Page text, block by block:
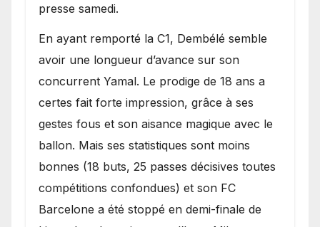
presse samedi.
En ayant remporté la C1, Dembélé semble
avoir une longueur d’avance sur son
concurrent Yamal. Le prodige de 18 ans a
certes fait forte impression, grâce à ses
gestes fous et son aisance magique avec le
ballon. Mais ses statistiques sont moins
bonnes (18 buts, 25 passes décisives toutes
compétitions confondues) et son FC
Barcelone a été stoppé en demi-finale de